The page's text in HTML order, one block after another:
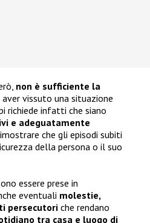
non è sufficiente la
aver vissuto una situazione
richiede infatti che siano
e adeguatamente
che gli episodi subiti
della persona o il suo
essere prese in
eventuali molestie,
persecutori che rendano
tra casa e luogo di